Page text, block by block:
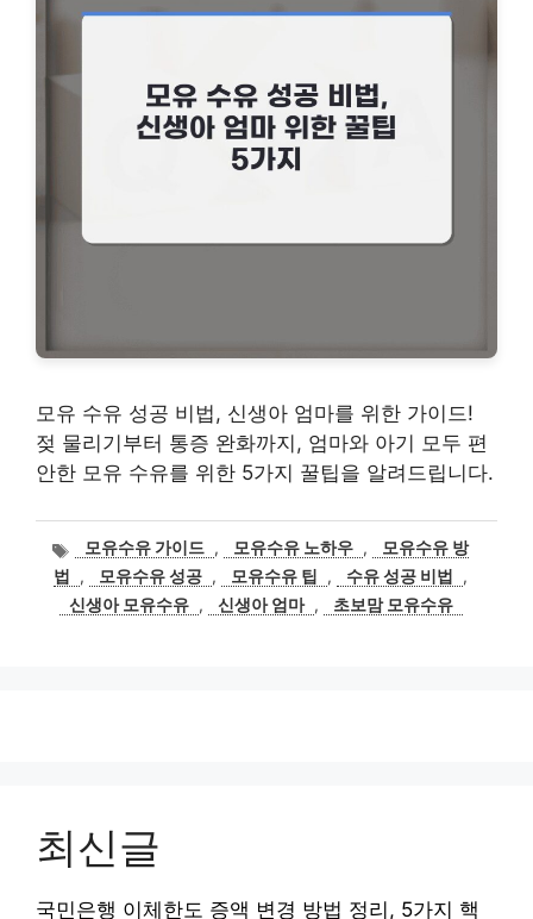
모유 수유 성공 비법, 신생아 엄마를 위한 가이드!
젖 물리기부터 통증 완화까지, 엄마와 아기 모두 편
안한 모유 수유를 위한 5가지 꿀팁을 알려드립니다.
태모유수유 가이드 , 모유수유 노하우 ,
모유수유 방
법
, 모유수유 성공 , 모유수유 팁 , 수유 성공 비법
,
신생아 모유수유 , 신생아 엄마 , 초보맘 모유수유
최신글
국민은행 이체한도 증액 변경 방법 정리, 5가지 핵